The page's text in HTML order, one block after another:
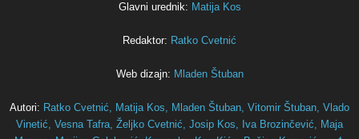
Glavni urednik: Matija Kos
Redaktor: Ratko Cvetnić
Web dizajn: Mladen Štuban
Autori: Ratko Cvetnić, Matija Kos, Mladen Štuban, Vitomir Štuban, Vlado
Vinetić, Vesna Tafra, Željko Cvetnić, Josip Kos, Iva Brozinčević, Maja